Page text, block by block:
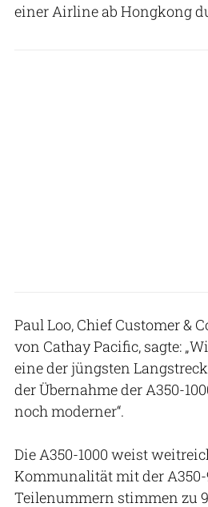
einer Airline ab Hongkong
Paul Loo, Chief Customer &
von Cathay Pacific, sagte:
eine der jüngsten
der Übernahme der A350-
noch moderner“.
Die A350-1000 weist
Kommunalität mit der A350-
Teilenummern stimmen zu